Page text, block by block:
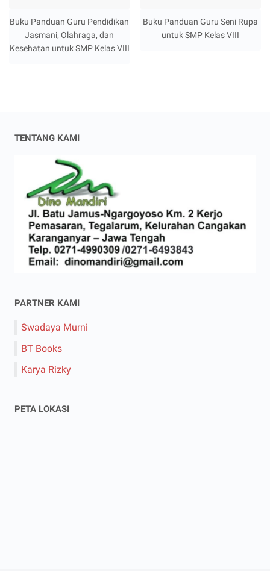
Buku Panduan Guru Pendidikan
Jasmani, Olahraga, dan
Kesehatan untuk SMP Kelas VIII
Buku Panduan Guru Seni Rupa
untuk SMP Kelas VIII
TENTANG KAMI
PARTNER KAMI
Swadaya Murni
BT Books
Karya Rizky
PETA LOKASI